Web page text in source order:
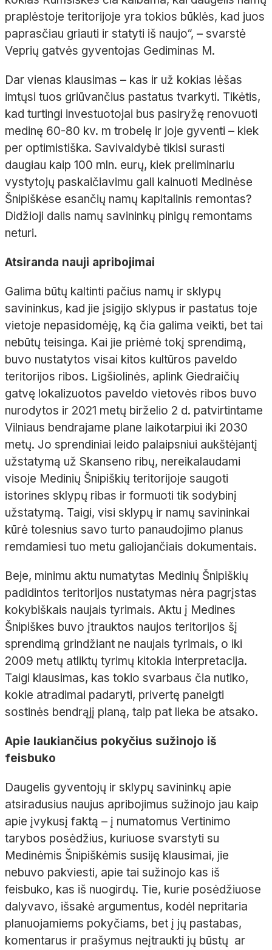
praplėstoje teritorijoje yra tokios būklės, kad juos
paprasčiau griauti ir statyti iš naujo“, – svarstė
Veprių gatvės gyventojas Gediminas M.
Dar vienas klausimas – kas ir už kokias lėšas
imtųsi tuos griūvančius pastatus tvarkyti. Tikėtis,
kad turtingi investuotojai bus pasiryžę renovuoti
medinę 60-80 kv. m trobelę ir joje gyventi – kiek
per optimistiška. Savivaldybė tikisi surasti
daugiau kaip 100 mln. eurų, kiek preliminariu
vystytojų paskaičiavimu gali kainuoti Medinėse
Šnipiškėse esančių namų kapitalinis remontas?
Didžioji dalis namų savininkų pinigų remontams
neturi.
Atsiranda nauji apribojimai
Galima būtų kaltinti pačius namų ir sklypų
savininkus, kad jie įsigijo sklypus ir pastatus toje
vietoje nepasidomėję, ką čia galima veikti, bet tai
nebūtų teisinga. Kai jie priėmė tokį sprendimą,
buvo nustatytos visai kitos kultūros paveldo
teritorijos ribos. Ligšiolinės, aplink Giedraičių
gatvę lokalizuotos paveldo vietovės ribos buvo
nurodytos ir 2021 metų birželio 2 d. patvirtintame
Vilniaus bendrajame plane laikotarpiui iki 2030
metų. Jo sprendiniai leido palaipsniui aukštėjantį
užstatymą už Skanseno ribų, nereikalaudami
visoje Medinių Šnipiškių teritorijoje saugoti
istorines sklypų ribas ir formuoti tik sodybinį
užstatymą. Taigi, visi sklypų ir namų savininkai
kūrė tolesnius savo turto panaudojimo planus
remdamiesi tuo metu galiojančiais dokumentais.
Beje, minimu aktu numatytas Medinių Šnipiškių
padidintos teritorijos nustatymas nėra pagrįstas
kokybiškais naujais tyrimais. Aktu į Medines
Šnipiškes buvo įtrauktos naujos teritorijos šį
sprendimą grindžiant ne naujais tyrimais, o iki
2009 metų atliktų tyrimų kitokia interpretacija.
Taigi klausimas, kas tokio svarbaus čia nutiko,
kokie atradimai padaryti, privertę paneigti
sostinės bendrąjį planą, taip pat lieka be atsako.
Apie laukiančius pokyčius sužinojo iš
feisbuko
Daugelis gyventojų ir sklypų savininkų apie
atsiradusius naujus apribojimus sužinojo jau kaip
apie įvykusį faktą – į numatomus Vertinimo
tarybos posėdžius, kuriuose svarstyti su
Medinėmis Šnipiškėmis susiję klausimai, jie
nebuvo pakviesti, apie tai sužinojo kas iš
feisbuko, kas iš nuogirdų. Tie, kurie posėdžiuose
dalyvavo, išsakė argumentus, kodėl nepritaria
planuojamiems pokyčiams, bet į jų pastabas,
komentarus ir prašymus neįtraukti jų būstų ar